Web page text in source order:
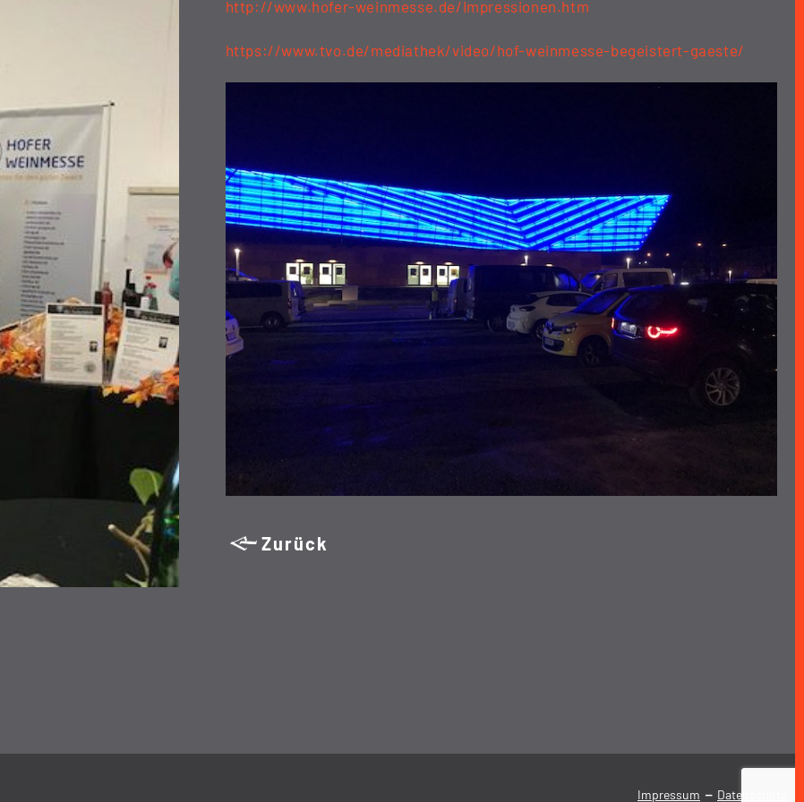
http://www.hofer-weinmesse.de/Impressionen.htm
https://www.tvo.de/mediathek/video/hof-weinmesse-begeistert-gaeste/
Zurück
Impressum - Datenschutz